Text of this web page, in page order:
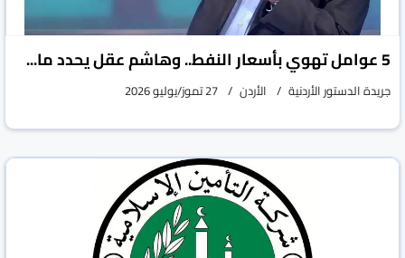
5 عوامل تهوي بأسعار النفط.. وهاشم عقل يحدد ما...
جريدة الدستور الأردنية الأردن 27 تموز/يوليو 2026